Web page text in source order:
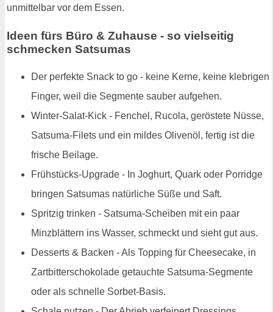
unmittelbar vor dem Essen.
Ideen fürs Büro & Zuhause - so vielseitig
schmecken Satsumas
Der perfekte Snack to go - keine Kerne, keine klebrigen
Finger, weil die Segmente sauber aufgehen.
Winter-Salat-Kick - Fenchel, Rucola, geröstete Nüsse,
Satsuma-Filets und ein mildes Olivenöl, fertig ist die
frische Beilage.
Frühstücks-Upgrade - In Joghurt, Quark oder Porridge
bringen Satsumas natürliche Süße und Saft.
Spritzig trinken - Satsuma-Scheiben mit ein paar
Minzblättern ins Wasser, schmeckt und sieht gut aus.
Desserts & Backen - Als Topping für Cheesecake, in
Zartbitterschokolade getauchte Satsuma-Segmente
oder als schnelle Sorbet-Basis.